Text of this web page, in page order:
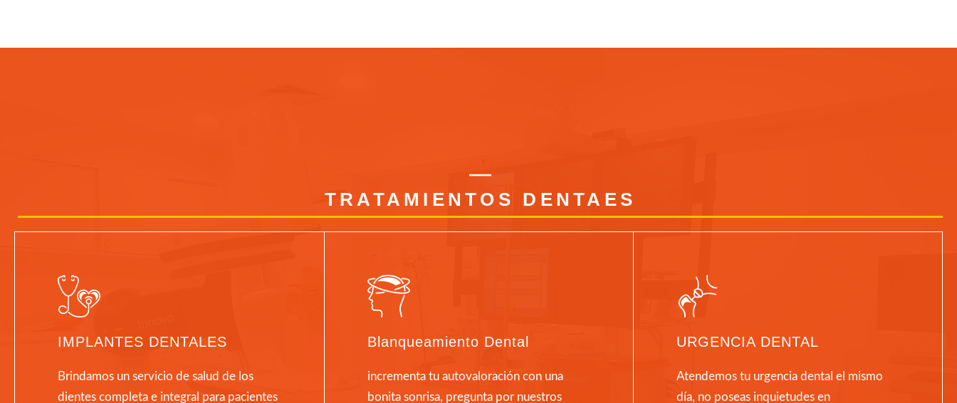
TRATAMIENTOS DENTAES
IMPLANTES DENTALES
Brindamos un servicio de salud de los
dientes completa e integral para pacientes
Blanqueamiento Dental
incrementa tu autovaloración con una
bonita sonrisa, pregunta por nuestros
URGENCIA DENTAL
Atendemos tu urgencia dental el mismo
día, no poseas inquietudes en